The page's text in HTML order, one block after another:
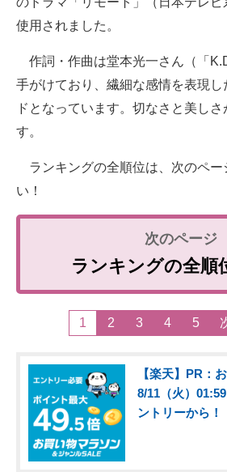
使用されました。
作詞・作曲は堂本光一さん（「
手がけており、繊細な感情を表現
ドとなっています。切なさと美し
す。
ランキングの全順位は、次のペー
い！
ランキングの全順
1 2 3 4 5
【楽天】PR：
8/11（火）
ントリーから！